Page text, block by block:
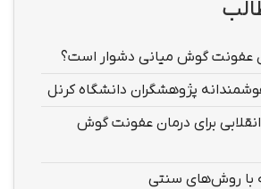
عفونت گوش میانی دشوار است؟
پژوهشگران دانشگاه کرنل
برای درمان عفونت گوش
با روش‌های سنتی